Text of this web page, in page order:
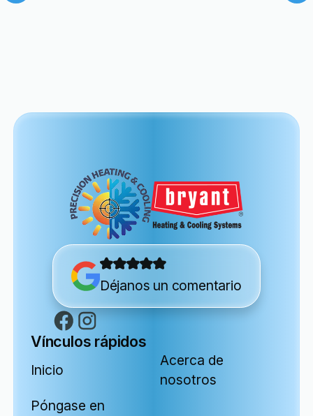
Déjanos un comentario
Vínculos rápidos
Inicio
Acerca de
nosotros
Póngase en